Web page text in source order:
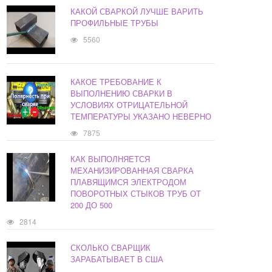
КАКОЙ СВАРКОЙ ЛУЧШЕ ВАРИТЬ
ПРОФИЛЬНЫЕ ТРУБЫ
5560
КАКОЕ ТРЕБОВАНИЕ К
ВЫПОЛНЕНИЮ СВАРКИ В
УСЛОВИЯХ ОТРИЦАТЕЛЬНОЙ
ТЕМПЕРАТУРЫ УКАЗАНО НЕВЕРНО
7875
КАК ВЫПОЛНЯЕТСЯ
МЕХАНИЗИРОВАННАЯ СВАРКА
ПЛАВЯЩИМСЯ ЭЛЕКТРОДОМ
ПОВОРОТНЫХ СТЫКОВ ТРУБ ОТ
200 ДО 500
2814
СКОЛЬКО СВАРЩИК
ЗАРАБАТЫВАЕТ В США